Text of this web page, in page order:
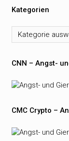
Kategorien
Kategorien
CNN – Angst-
CMC Crypto –